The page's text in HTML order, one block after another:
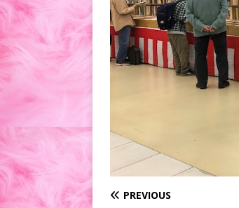
PREVIOUS